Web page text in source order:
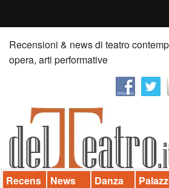
Home
Recensioni
News
Palazzi consiglia
Video
Recensioni & news di teatro
opera, arti performative
Recens
News Danza